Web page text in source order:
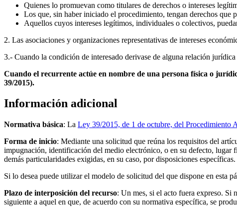
Quienes lo promuevan como titulares de derechos o intereses
Los que, sin haber iniciado el procedimiento, tengan derechos que
Aquellos cuyos intereses legítimos, individuales o colectivos,
2. Las asociaciones y organizaciones representativas de intereses
3.- Cuando la condición de interesado derivase de alguna relación
Cuando el recurrente actúe en nombre de una persona física o
39/2015).
Información adicional
Normativa básica: La Ley 39/2015, de 1 de octubre, del Procedimiento
Forma de inicio: Mediante una solicitud que reúna los requisitos del
impugnación, identificación del medio electrónico, o en su defecto, lugar
demás particularidades exigidas, en su caso, por disposiciones específicas.
Si lo desea puede utilizar el modelo de solicitud del que dispone en esta
Plazo de interposición del recurso: Un mes, si el acto fuera expreso. Si
siguiente a aquel en que, de acuerdo con su normativa específica, se